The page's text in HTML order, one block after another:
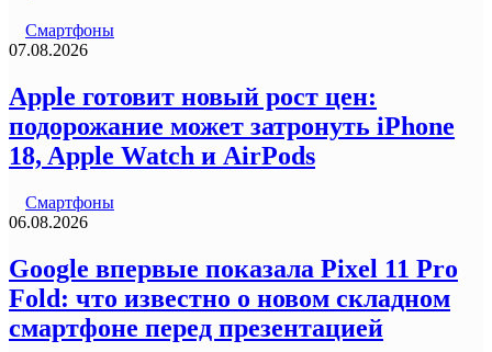
Смартфоны
07.08.2026
Apple готовит новый рост цен:
подорожание может затронуть iPhone
18, Apple Watch и AirPods
Смартфоны
06.08.2026
Google впервые показала Pixel 11 Pro
Fold: что известно о новом складном
смартфоне перед презентацией